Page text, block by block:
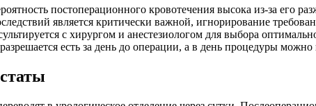
постоперационного кровотечения высока из-за его
является критически важной, игнорирование
с хирургом и анестезиологом для выбора
есть за день до операции, а в день процедуры можно